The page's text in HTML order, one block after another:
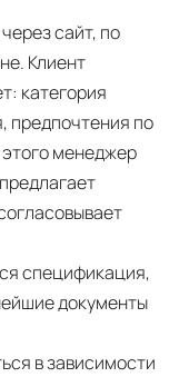
сайт, по
Клиент
категория
предпочтения по
менеджер
спецификация,
документы
в зависимости